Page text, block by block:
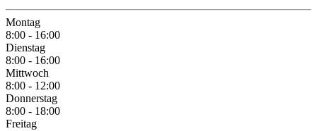
Montag
8:00 - 16:00
Dienstag
8:00 - 16:00
Mittwoch
8:00 - 12:00
Donnerstag
8:00 - 18:00
Freitag